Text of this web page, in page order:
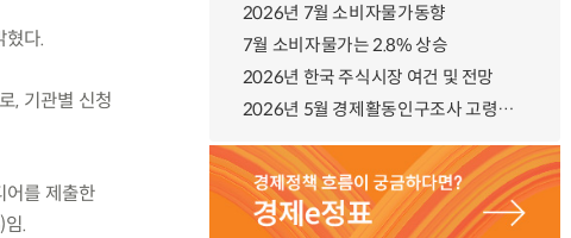
혔다.
, 기관별 신청
를 제출한
.
2026년 7월 소비자물가동향
7월 소비자물가는 2.8% 상승
2026년 한국 주식시장 여건 및 전망
2026년 5월 경제활동인구조사 고령층 부가조사 결과